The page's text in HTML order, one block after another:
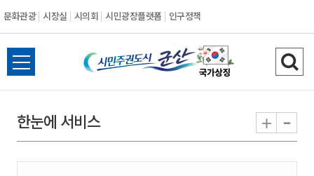
문화관광 시장실 시의회 시민광장플랫폼 인구정책
시
민
권
전
체
뉴
열
검
색
기
한눈에 서비스 + -